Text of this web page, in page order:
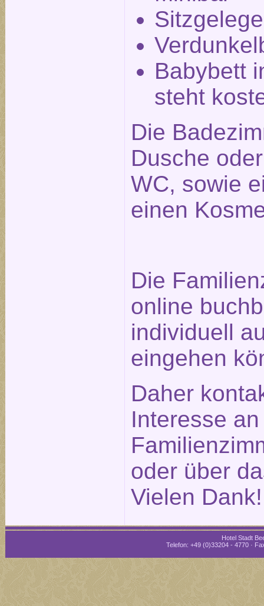
Babybett
steht
Die
Dusche
WC, sowie
einen
Die
online
individuell
eingehen
Daher
Interesse
oder über
Vielen Dank!
Hotel Stadt
Telefon: +49 (0)33204 - 4770 ·